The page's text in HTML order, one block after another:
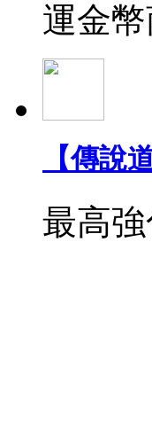
運金
【傳說
最高